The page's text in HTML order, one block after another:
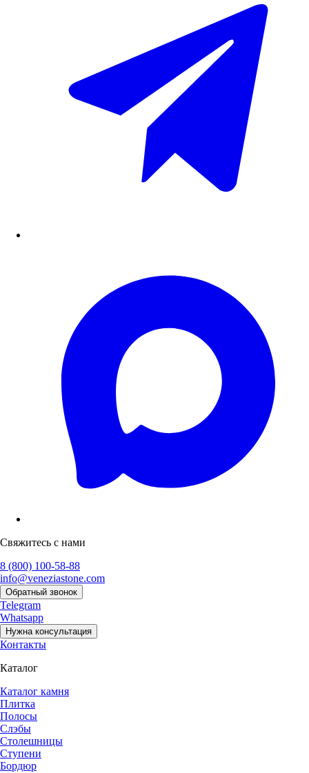
Свяжитесь с нами
8 (800) 100-58-88
info@veneziastone.com
Обратный звонок
Telegram
Whatsapp
Нужна консультация
Контакты
Каталог
Каталог камня
Плитка
Полосы
Слэбы
Столешницы
Ступени
Бордюр